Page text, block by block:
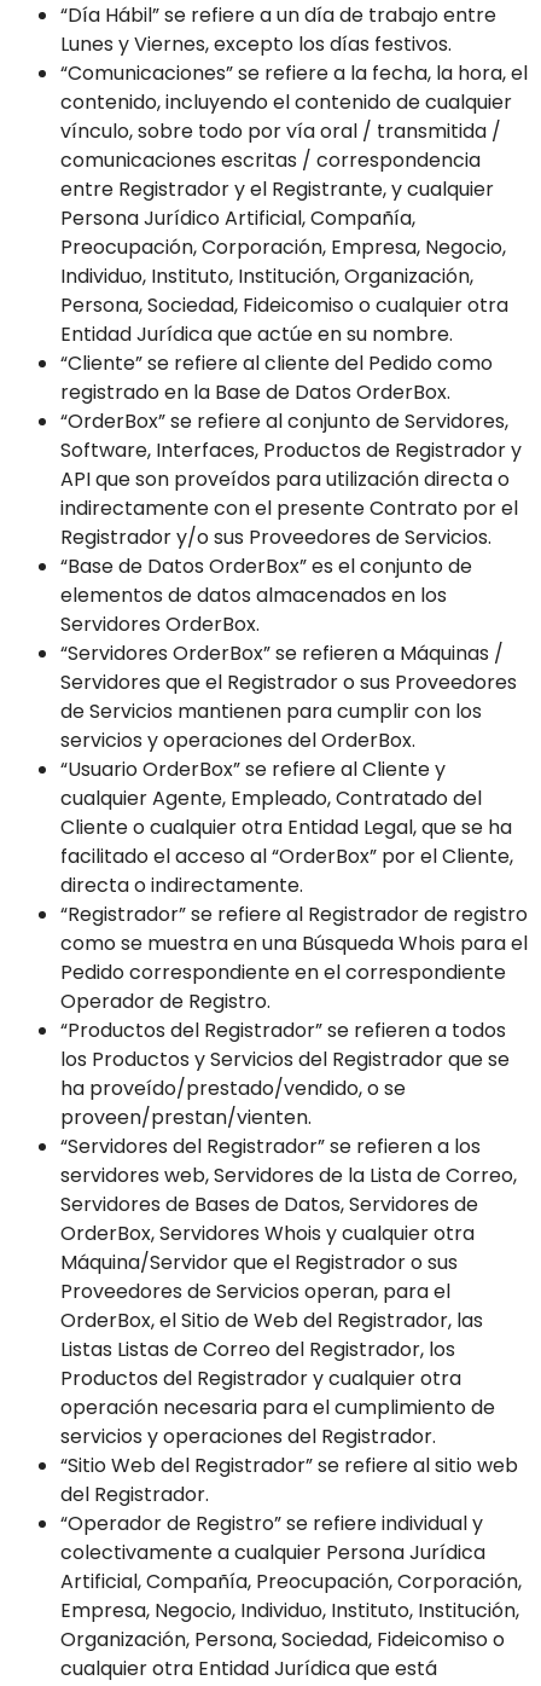
“Día Hábil” se refiere a un día de trabajo entre
Lunes y Viernes, excepto los días festivos.
“Comunicaciones” se refiere a la fecha, la hora, el
contenido, incluyendo el contenido de cualquier
vínculo, sobre todo por vía oral / transmitida /
comunicaciones escritas / correspondencia
entre Registrador y el Registrante, y cualquier
Persona Jurídico Artificial, Compañía,
Preocupación, Corporación, Empresa, Negocio,
Individuo, Instituto, Institución, Organización,
Persona, Sociedad, Fideicomiso o cualquier otra
Entidad Jurídica que actúe en su nombre.
“Cliente” se refiere al cliente del Pedido como
registrado en la Base de Datos OrderBox.
“OrderBox” se refiere al conjunto de Servidores,
Software, Interfaces, Productos de Registrador y
API que son proveídos para utilización directa o
indirectamente con el presente Contrato por el
Registrador y/o sus Proveedores de Servicios.
“Base de Datos OrderBox” es el conjunto de
elementos de datos almacenados en los
Servidores OrderBox.
“Servidores OrderBox” se refieren a Máquinas /
Servidores que el Registrador o sus Proveedores
de Servicios mantienen para cumplir con los
servicios y operaciones del OrderBox.
“Usuario OrderBox” se refiere al Cliente y
cualquier Agente, Empleado, Contratado del
Cliente o cualquier otra Entidad Legal, que se ha
facilitado el acceso al “OrderBox” por el Cliente,
directa o indirectamente.
“Registrador” se refiere al Registrador de registro
como se muestra en una Búsqueda Whois para el
Pedido correspondiente en el correspondiente
Operador de Registro.
“Productos del Registrador” se refieren a todos
los Productos y Servicios del Registrador que se
ha proveído/prestado/vendido, o se
proveen/prestan/vienten.
“Servidores del Registrador” se refieren a los
servidores web, Servidores de la Lista de Correo,
Servidores de Bases de Datos, Servidores de
OrderBox, Servidores Whois y cualquier otra
Máquina/Servidor que el Registrador o sus
Proveedores de Servicios operan, para el
OrderBox, el Sitio de Web del Registrador, las
Listas Listas de Correo del Registrador, los
Productos del Registrador y cualquier otra
operación necesaria para el cumplimiento de
servicios y operaciones del Registrador.
“Sitio Web del Registrador” se refiere al sitio web
del Registrador.
“Operador de Registro” se refiere individual y
colectivamente a cualquier Persona Jurídica
Artificial, Compañía, Preocupación, Corporación,
Empresa, Negocio, Individuo, Instituto, Institución,
Organización, Persona, Sociedad, Fideicomiso o
cualquier otra Entidad Jurídica que está